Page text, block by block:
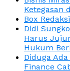
Ketegasan
Box
Didi
Harus
Hukum
Diduga
Finance